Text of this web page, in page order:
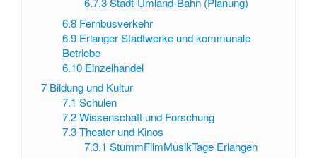
6.8 Fernbusverkehr
6.9 Erlanger Stadtwerke und kommunale
Betriebe
6.10 Einzelhandel
7 Bildung und Kultur
7.1 Schulen
7.2 Wissenschaft und Forschung
7.3 Theater und Kinos
7.3.1 StummFilmMusikTage Erlangen